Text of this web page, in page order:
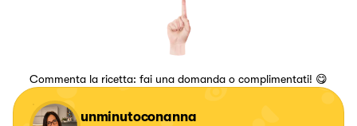
Commenta la ricetta: fai una domanda o complimentati! 😋
unminutoconanna